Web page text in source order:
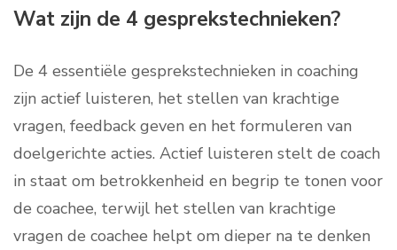
Wat zijn de 4 gesprekstechnieken?
De 4 essentiële gesprekstechnieken in coaching
zijn actief luisteren, het stellen van krachtige
vragen, feedback geven en het formuleren van
doelgerichte acties. Actief luisteren stelt de coach
in staat om betrokkenheid en begrip te tonen voor
de coachee, terwijl het stellen van krachtige
vragen de coachee helpt om dieper na te denken